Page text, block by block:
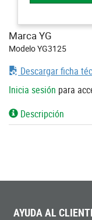
Marca YG
Modelo YG3125
Descargar ficha
Inicia sesión para
Descripción
AYUDA AL